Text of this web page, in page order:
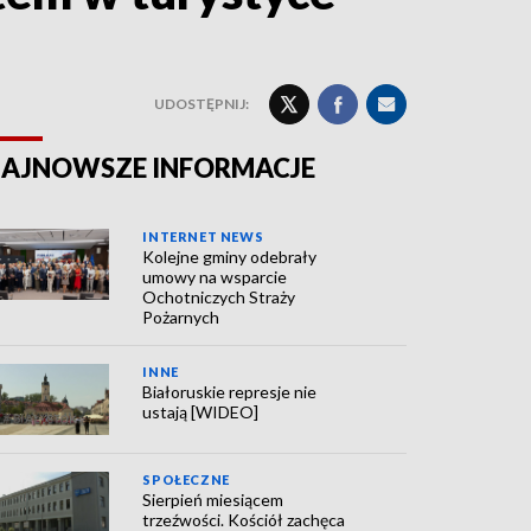
UDOSTĘPNIJ:
INFORMACJE
INTERNET NEWS
Kolejne gminy odebrały
umowy na wsparcie
Ochotniczych Straży
Pożarnych
INNE
Białoruskie represje nie
ustają [WIDEO]
SPOŁECZNE
Sierpień miesiącem
trzeźwości. Kościół zachęca